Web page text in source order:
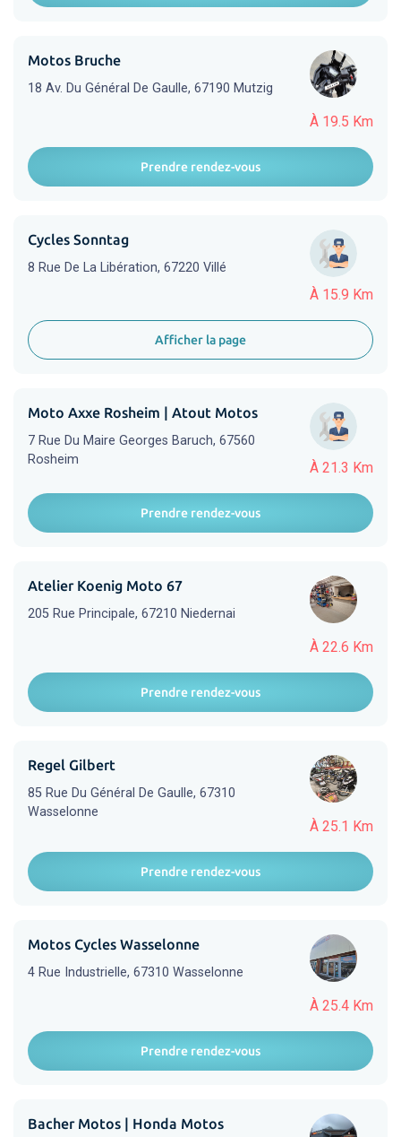
À 19.5 Km
Motos Bruche
18 Av. Du Général De Gaulle, 67190 Mutzig
Prendre rendez-vous
À 15.9 Km
Cycles Sonntag
8 Rue De La Libération, 67220 Villé
Afficher la page
À 21.3 Km
Moto Axxe Rosheim | Atout Motos
7 Rue Du Maire Georges Baruch, 67560
Rosheim
Prendre rendez-vous
À 22.6 Km
Atelier Koenig Moto 67
205 Rue Principale, 67210 Niedernai
Prendre rendez-vous
À 25.1 Km
Regel Gilbert
85 Rue Du Général De Gaulle, 67310
Wasselonne
Prendre rendez-vous
À 25.4 Km
Motos Cycles Wasselonne
4 Rue Industrielle, 67310 Wasselonne
Prendre rendez-vous
Bacher Motos | Honda Motos